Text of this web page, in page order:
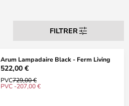
FILTRER
Arum Lampadaire Black - Ferm Living
522,00 €
PVC729,00 €
PVC -207,00 €